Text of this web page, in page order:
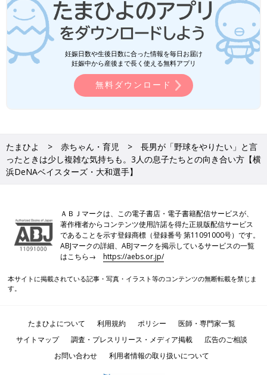
妊娠日数や生後日数に合った情報を毎日お届け
妊娠中から産後まで長く使える無料アプリ
無料ダウンロード
たまひよ 赤ちゃん・育児
長男が「野球をやりたい」と言
ったときは少し複雑な気持ちも。3人の息子たちとの向き合い方【横
浜DeNAベイスターズ・大和選手】
ＡＢＪマークは、この電子書店・電子書籍配信サービスが、
著作権者からコンテンツ使用許諾を得た正規版配信サービス
であることを示す登録商標（登録番号 第11091000号）です。
ABJマークの詳細、ABJマークを掲示しているサービスの一覧
はこちら→https://aebs.or.jp/
本サイトに掲載されている記事・写真・イラスト等のコンテンツの無断転載を禁じま
す。
たまひよについて 利用規約 ポリシー
医師・専門家一覧
サイトマップ
調査・プレスリリース・メディア掲載
広告のご相談
お問い合わせ
利用者情報の取り扱いについて